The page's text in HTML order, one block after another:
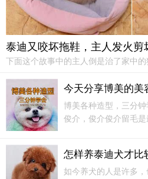
下面这个故事中的主人倒是治了家中的
的地方就是它超喜欢咬拖鞋，不知道
的，都活不过一周，任女子怎么打骂都
今天分享博美的美
博美各种造型，三分
俊介，俊介俊介留毛
种是赛装。讲前面这三
种，我们俊介的形状什
怎样养泰迪犬才比
如今养犬的人是许多